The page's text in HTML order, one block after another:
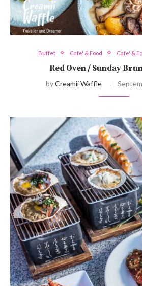
Buffet Cafe' & Food Cafe' &
Red Oven / Sunday
byCreamii Waffle